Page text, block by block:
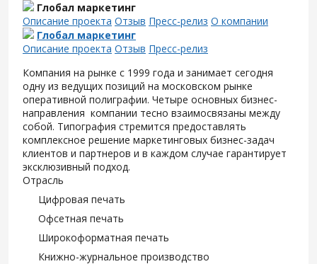
Глобал маркетинг
Описание проекта Отзыв Пресс-релиз О компании
Глобал маркетинг
Описание проекта Отзыв Пресс-релиз
Компания на рынке с 1999 года и занимает сегодня
одну из ведущих позиций на московском рынке
оперативной полиграфии. Четыре основных бизнес-
направления компании тесно взаимосвязаны между
собой. Типография стремится предоставлять
комплексное решение маркетинговых бизнес-задач
клиентов и партнеров и в каждом случае гарантирует
эксклюзивный подход.
Отрасль
Цифровая печать
Офсетная печать
Широкоформатная печать
Книжно-журнальное производство